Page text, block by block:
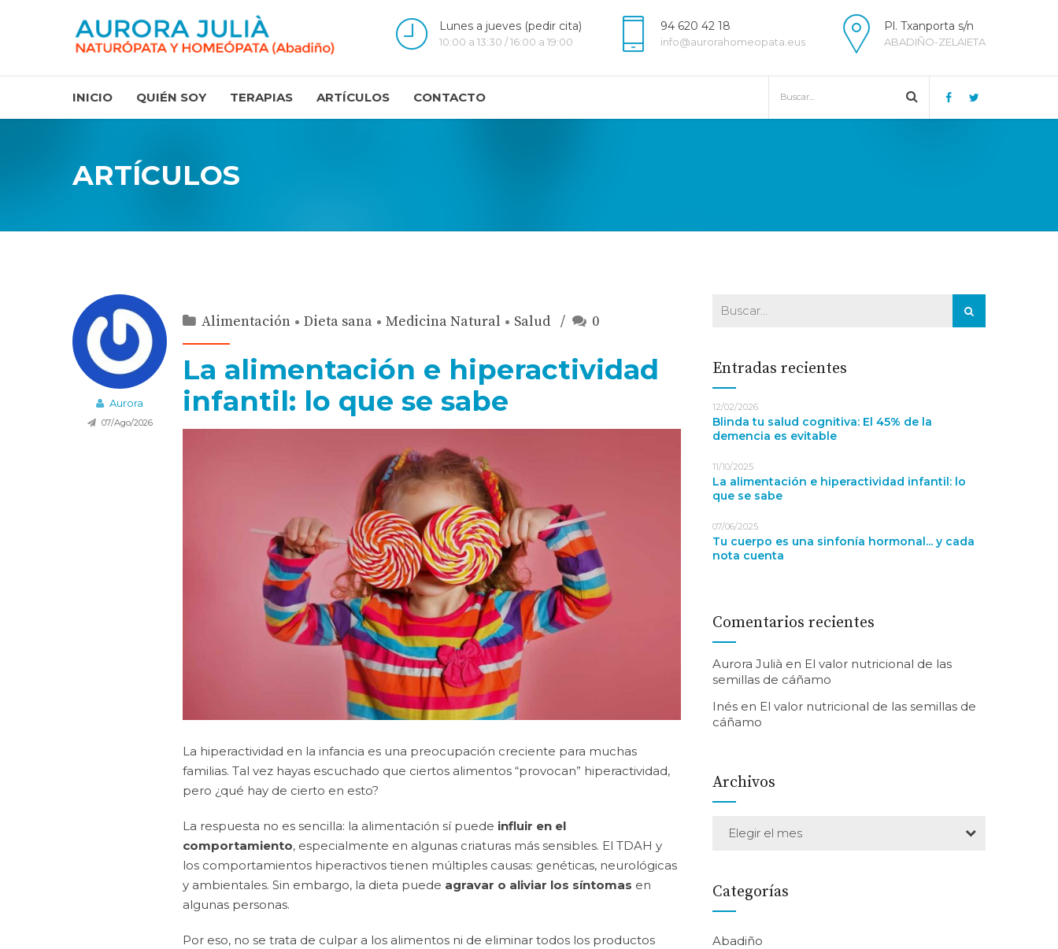
Lunes a jueves (pedir cita)
10:00 a 13:30 / 16:00 a 19:00
94 620 42 18
info@aurorahomeopata.eus
Pl. Txanporta s/n
ABADIÑO-ZELAIETA
INICIO QUIÉN SOY TERAPIAS ARTÍCULOS CONTACTO
ARTÍCULOS
Aurora
07/Ago/2026
Alimentación Dieta sana Medicina Natural Salud 0
La alimentación e hiperactividad
infantil: lo que se sabe
La hiperactividad en la infancia es una preocupación creciente para muchas
familias. Tal vez hayas escuchado que ciertos alimentos “provocan” hiperactividad,
pero ¿qué hay de cierto en esto?
La respuesta no es sencilla: la alimentación sí puede influir en el
comportamiento, especialmente en algunas criaturas más sensibles. El TDAH y
los comportamientos hiperactivos tienen múltiples causas: genéticas, neurológicas
y ambientales. Sin embargo, la dieta puede agravar o aliviar los síntomas en
algunas personas.
Por eso, no se trata de culpar a los alimentos ni de eliminar todos los productos
Entradas recientes
12/02/2026
Blinda tu salud cognitiva: El 45% de la
demencia es evitable
11/10/2025
La alimentación e hiperactividad infantil: lo
que se sabe
07/06/2025
Tu cuerpo es una sinfonía hormonal... y cada
nota cuenta
Comentarios recientes
Aurora Julià en El valor nutricional de las
semillas de cáñamo
Inés en El valor nutricional de las semillas de
cáñamo
Archivos
Elegir el mes
Categorías
Abadiño